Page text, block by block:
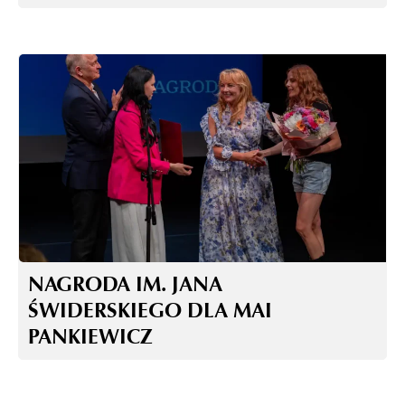
NAGRODA IM. JANA
ŚWIDERSKIEGO DLA MAI
PANKIEWICZ